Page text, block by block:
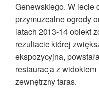
Genewskiego. W lecie
przymuzealne ogrody
latach 2013-14 obiekt
rezultacie której
ekspozycyjna,
restauracja z
zewnętrzny taras.